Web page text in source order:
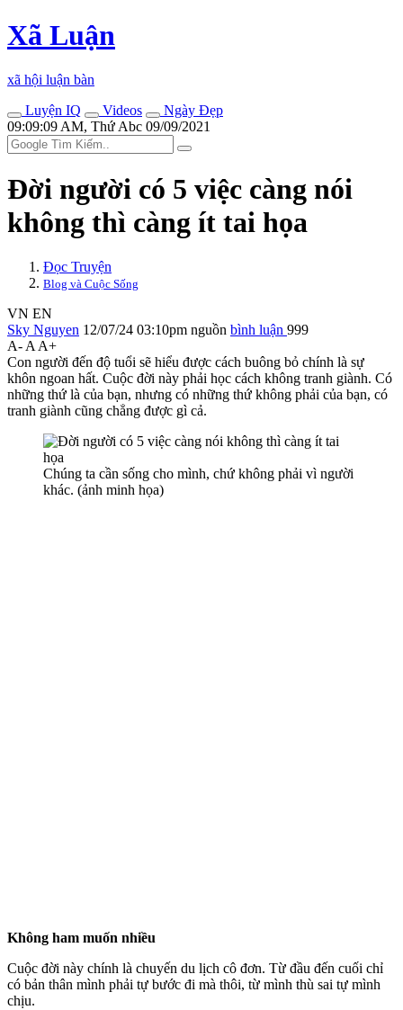
Xã Luận
xã hội luận bàn
Luyện IQ
Videos
Ngày Đẹp
09:09:09 AM, Thứ Abc 09/09/2021
Đời người có 5 việc càng nói
không thì càng ít tai họa
Đọc Truyện
Blog và Cuộc Sống
VN EN
Sky Nguyen 12/07/24 03:10pm nguồn bình luận 999
A- A A+
Con người đến độ tuổi sẽ hiểu được cách buông bỏ chính là sự
khôn ngoan hất. Cuộc đời này phải học cách không tranh giành. Có
những thứ là của bạn, nhưng có những thứ không phải của bạn, có
tranh giành cũng chẳng được gì cả.
Chúng ta cần sống cho mình, chứ không phải vì người
khác. (ảnh minh họa)
Không ham muốn nhiều
Cuộc đời này chính là chuyến du lịch cô đơn. Từ đầu đến cuối chỉ
có bản thân mình phải tự bước đi mà thôi, từ mình thù sai tự mình
chịu.